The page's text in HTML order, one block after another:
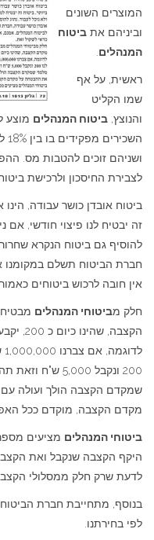
המוצרים השונים
וביניהם את ביטוח
המנהלים
ראשית, על אף
שמו הקליט
והנוצץ, ביטוח המנהלים מוצע
ושניהם זוכים להטבות מס.
לצבירת החיסכון ולרכישת
ביטוח אובדן כושר עבודה,
זה יבטיח לנו פיצוי חודשי, אם
להוסיף גם ביטוח הנקרא
חברת הביטוח תשלם
אין חובה לרכוש ביטוחים
חלק מביטוחי המנהלים
הקצבה, שהינו כיום כ 200, יקבע את גובה הקצבה שלנו.
200 ונקבל
שמקדם הקצבה הולך ועולה
מקדם הקצבה, מוקדם ככל
ביטוחי המנהלים מציעים
היקף הקצבה שנקבל ואת
לדעת שרק חלק ממסלולי
בנוסף, מתחייבת חברת
לפי בחירתנו.